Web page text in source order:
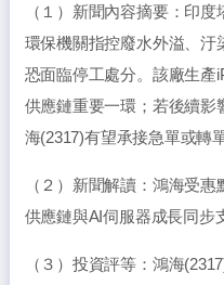
（１）新聞內容摘要：印
環保機關指控廢水外溢、汙
恐面臨停工處分。該廠生產
供應鏈重要一環；若後續影
海(2317)有望承接急單或轉單
（２）新聞解讀：鴻海受
供應鏈與AI伺服器成長同步
（３）投資評等：鴻海